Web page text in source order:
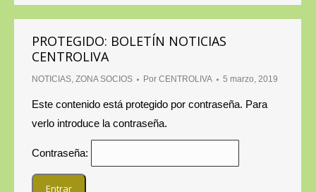
PROTEGIDO: BOLETÍN NOTICIAS
CENTROLIVA
NOTICIAS, ZONA SOCIOS Por CENTROLIVA 5 marzo, 2019
Este contenido está protegido por contraseña. Para
verlo introduce la contraseña.
Contraseña: